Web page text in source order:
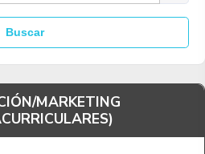
Buscar
MARKETING